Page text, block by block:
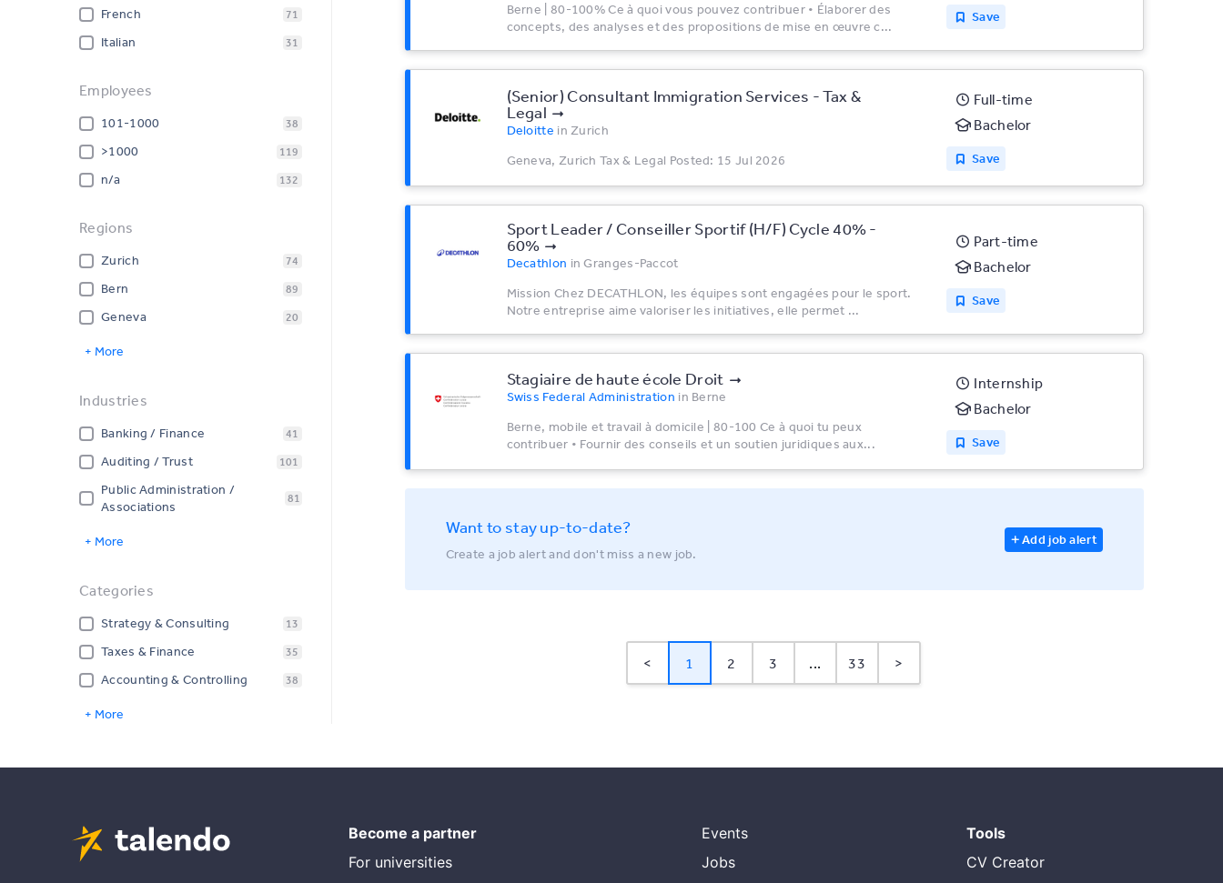
French 71
Italian 31
Employees
101-1000 38
>1000 119
n/a 132
Regions
Zurich 74
Bern 89
Geneva 20
+ More
Industries
Banking / Finance 41
Auditing / Trust 101
Public Administration /
Associations
81
+ More
Categories
Strategy & Consulting 13
Taxes & Finance 35
Accounting & Controlling 38
+ More
Berne | 80-100% Ce à quoi vous pouvez contribuer • Élaborer des
concepts, des analyses et des propositions de mise en œuvre c...
Save
(Senior) Consultant Immigration Services - Tax &
Legal
Deloitte in Zurich
Geneva, Zurich Tax & Legal Posted: 15 Jul 2026
Full-time
Bachelor
Save
Sport Leader / Conseiller Sportif (H/F) Cycle 40% -
60%
Decathlon inGranges-Paccot
Mission Chez DECATHLON, les équipes sont engagées pour le sport.
Notre entreprise aime valoriser les initiatives, elle permet ...
Part-time
Bachelor
Save
Stagiaire de haute école Droit
Swiss Federal Administration in Berne
Berne, mobile et travail à domicile | 80-100 Ce à quoi tu peux
contribuer • Fournir des conseils et un soutien juridiques aux...
Internship
Bachelor
Save
Want to stay up-to-date?
Create a job alert and don't miss a new job.
Add job alert
< 1 2 3 ... 33 >
Become a partner
For universities
Events
Jobs
Tools
CV Creator